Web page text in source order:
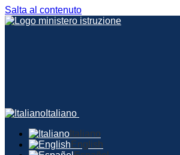
Salta al contenuto
Italiano
Italiano
English